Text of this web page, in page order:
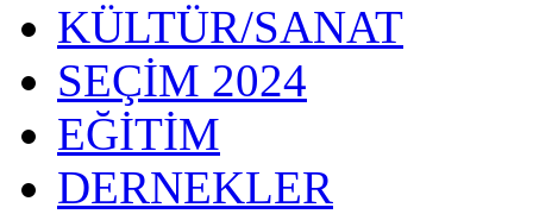
KÜLTÜR/SANAT
SEÇİM 2024
EĞİTİM
DERNEKLER